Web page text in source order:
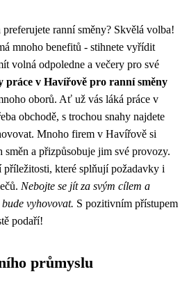
ranní směny? Skvělá volba!
mnoho benefitů - stihnete vyřídit
volná odpoledne a večery pro své
práce v Havířově pro ranní směny
oborů. Ať už vás láká práce v
obchodě, s trochou snahy najdete
Mnoho firem v Havířově si
a přizpůsobuje jim své provozy.
které splňují požadavky i
Nebojte se jít za svým cílem a
vyhovovat. S pozitivním přístupem
podaří!
průmyslu